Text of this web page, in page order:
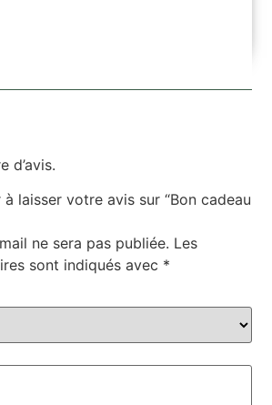
d’avis.
laisser votre avis sur “Bon cadeau
ne sera pas publiée. Les
sont indiqués avec *